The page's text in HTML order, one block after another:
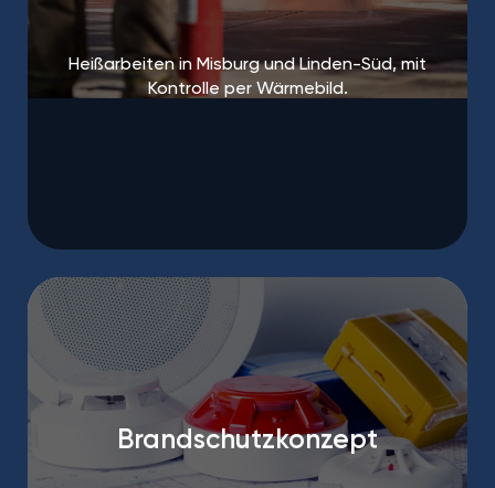
Heißarbeiten in Misburg und Linden-Süd, mit
Kontrolle per Wärmebild.
Brandschutzkonzept